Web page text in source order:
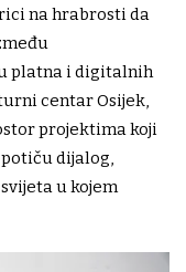
na hrabrosti da
platna i digitalnih
centar Osijek,
projektima koji
dijalog,
u kojem